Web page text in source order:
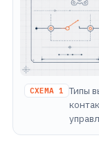
СХЕМА 1
Типы